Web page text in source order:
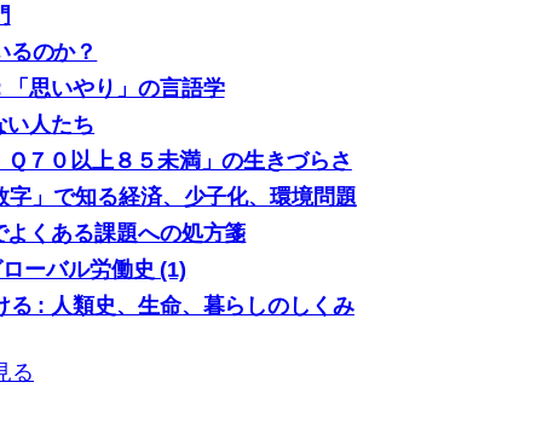
るのか？
思いやり」の言語学
い人たち
７０以上８５未満」の生きづらさ
」で知る経済、少子化、環境問題
くある課題への処方箋
ーバル労働史 (1)
る : 人類史、生命、暮らしのしくみ
る